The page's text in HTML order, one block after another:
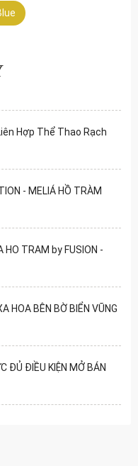
Hợp Thể Thao Rạch
- MELIÁ HỒ TRÀM
HO TRAM by FUSION -
HOA BÊN BỜ BIỂN VŨNG
ĐỦ ĐIỀU KIỆN MỞ BÁN